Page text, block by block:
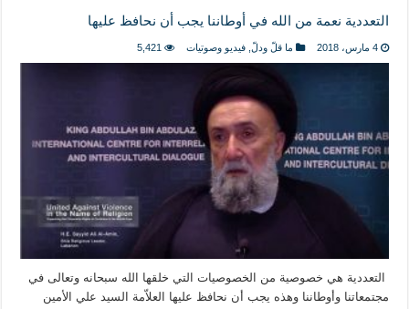
التعددية نعمة من الله في أوطاننا يجب أن نحافظ عليها
4 مارس، 2018 ما قلّ ودلّ فيديو وصوتيات 5,421
التعددية هي خصوصية من الخصوصيات التي خلقها الله سبحانه وتعالى في
مجتمعاتنا وأوطاننا وهذه يجب أن نحافظ عليها العلاّمة السيد علي الأمين